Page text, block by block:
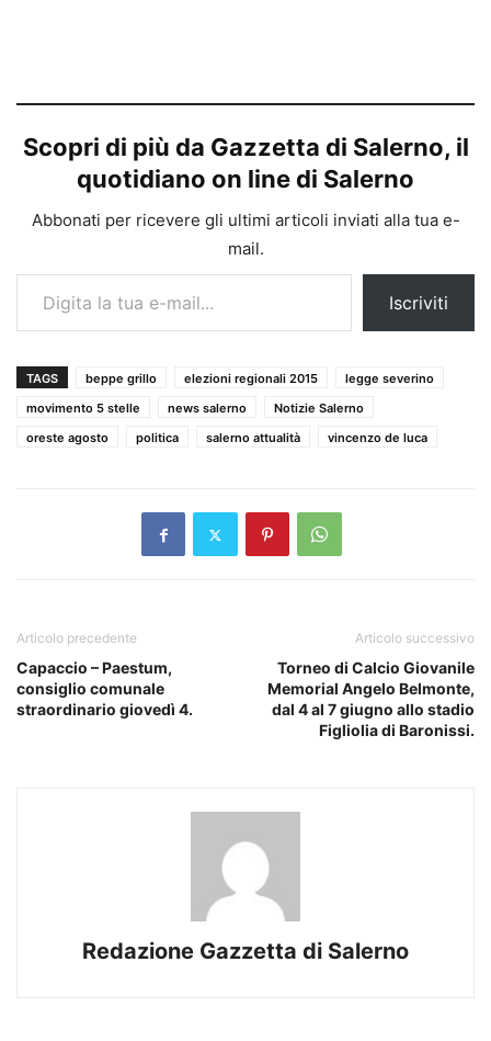
Scopri di più da Gazzetta di Salerno, il
quotidiano on line di Salerno
Abbonati per ricevere gli ultimi articoli inviati alla tua e-
mail.
Digita la tua e-mail...
Iscriviti
TAGS beppe grillo elezioni regionali 2015
legge severino
movimento 5 stelle
news salerno
Notizie Salerno
oreste agosto
politica salerno attualità vincenzo de luca
Articolo precedente
Capaccio – Paestum,
consiglio comunale
straordinario giovedì 4.
Articolo successivo
Torneo di Calcio Giovanile
Memorial Angelo Belmonte,
dal 4 al 7 giugno allo stadio
Figliolia di Baronissi.
Redazione Gazzetta di Salerno